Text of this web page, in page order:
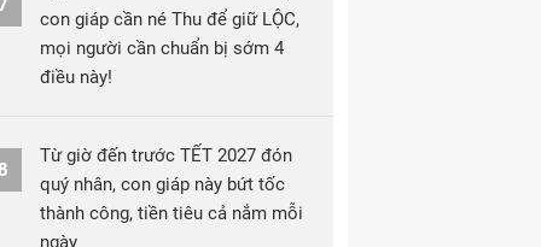
con giáp cần né Thu để giữ LỘC,
mọi người cần chuẩn bị sớm 4
điều này!
Từ giờ đến trước TẾT 2027 đón
quý nhân, con giáp này bứt tốc
thành công, tiền tiêu cả nắm mỗi
ngày